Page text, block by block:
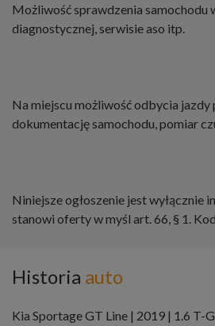
Możliwość sprawdzenia samochodu
diagnostycznej, serwisie aso itp.
Na miejscu możliwość odbycia jazdy
dokumentację samochodu, pomiar
Niniejsze ogłoszenie jest wyłącznie
stanowi oferty w myśl art. 66, § 1.
Historia auto
Kia Sportage GT Line | 2019 | 1.6 T-